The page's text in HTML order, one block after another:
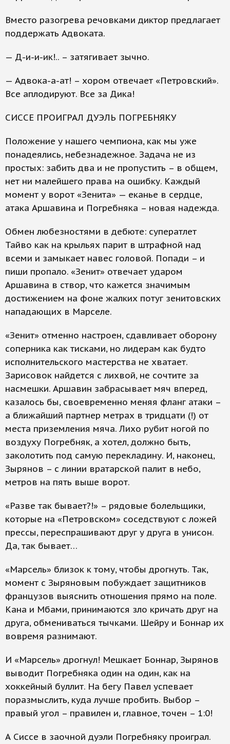
Вместо разогрева речовками диктор предлагает
поддержать Адвоката.
— Д-и-и-ик!.. – затягивает зычно.
— Адвока-а-ат! – хором отвечает «Петровский».
Все аплодируют. Все за Дика!
СИССЕ ПРОИГРАЛ ДУЭЛЬ ПОГРЕБНЯКУ
Положение у нашего чемпиона, как мы уже
понадеялись, небезнадежное. Задача не из
простых: забить два и не пропустить – в общем,
нет ни малейшего права на ошибку. Каждый
момент у ворот «Зенита» — еканье в сердце,
атака Аршавина и Погребняка – новая надежда.
Обмен любезностями в дебюте: суператлет
Тайво как на крыльях парит в штрафной над
всеми и замыкает навес головой. Попади – и
пиши пропало. «Зенит» отвечает ударом
Аршавина в створ, что кажется значимым
достижением на фоне жалких потуг зенитовских
нападающих в Марселе.
«Зенит» отменно настроен, сдавливает оборону
соперника как тисками, но лидерам как будто
исполнительского мастерства не хватает.
Зарисовок найдется с лихвой, не сочтите за
насмешки. Аршавин забрасывает мяч вперед,
казалось бы, своевременно меняя фланг атаки –
а ближайший партнер метрах в тридцати (!) от
места приземления мяча. Лихо рубит ногой по
воздуху Погребняк, а хотел, должно быть,
заколотить под самую перекладину. И, наконец,
Зырянов – с линии вратарской палит в небо,
метров на пять выше ворот.
«Разве так бывает?!» – рядовые болельщики,
которые на «Петровском» соседствуют с ложей
прессы, переспрашивают друг у друга в унисон.
Да, так бывает…
«Марсель» близок к тому, чтобы дрогнуть. Так,
момент с Зыряновым побуждает защитников
французов выяснить отношения прямо на поле.
Кана и Мбами, принимаются зло кричать друг на
друга, обмениваться тычками. Шейру и Боннар их
вовремя разнимают.
И «Марсель» дрогнул! Мешкает Боннар, Зырянов
выводит Погребняка один на один, как на
хоккейный буллит. На бегу Павел успевает
поразмыслить, куда лучше пробить. Выбор –
правый угол – правилен и, главное, точен – 1:0!
А Сиссе в заочной дуэли Погребняку проиграл.